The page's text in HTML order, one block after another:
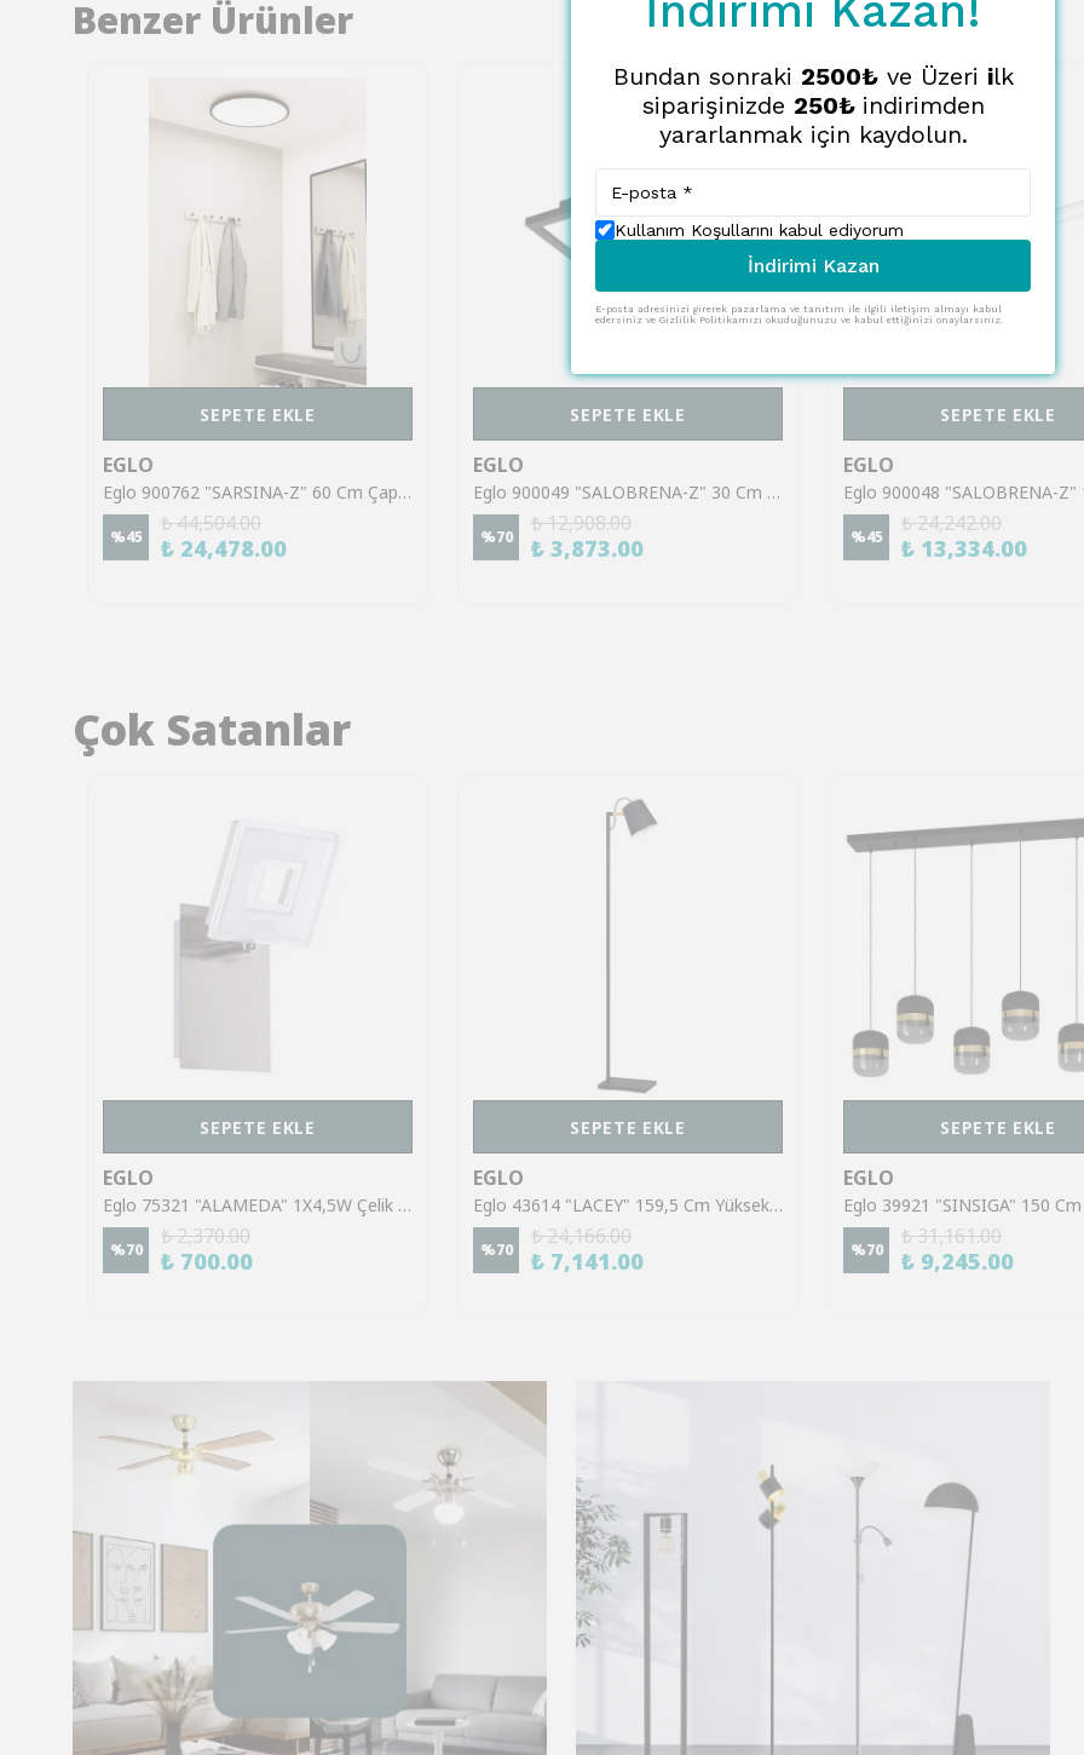
Benzer Ürünler
SEPETE EKLE
EGLO
Eglo 900762 "SARSINA-Z" 60 Cm Çapında Alüminyum, Çelik Siyah Led Panel
%45
₺ 44,504.00
₺ 24,478.00
SEPETE EKLE
EGLO
Eglo 900049 "SALOBRENA-Z" 30 Cm Uzunluğunda 30 Cm Genişliğinde Alüminyum Siyah Led Panel
%70
₺ 12,908.00
₺ 3,873.00
SEPETE EKLE
EGLO
%45
₺ 24,242.00
₺ 13,334.00
Çok Satanlar
SEPETE EKLE
EGLO
Eglo 75321 "ALAMEDA" 1X4,5W Çelik Nikel Mat Sıva Üstü Spot
%70
₺ 2,370.00
₺ 700.00
SEPETE EKLE
EGLO
Eglo 43614 "LACEY" 159,5 Cm Yüksekliğinde Çelik, Ahşap Köşe Lambası Lambader
%70
₺ 24,166.00
₺ 7,141.00
SEPETE EKLE
EGLO
%70
₺ 31,161.00
₺ 9,245.00
İndirimi Kazan!
Bundan sonraki 2500₺ve Üzeri ilk
siparişinizde 250₺ indirimden
yararlanmak için kaydolun.
Kullanım Koşullarını kabul ediyorum
İndirimi Kazan
E-posta adresinizi girerek pazarlama ve tanıtım ile ilgili iletişim almayı kabul
edersiniz ve Gizlilik Politikamızı okuduğunuzu ve kabul ettiğinizi onaylarsınız.